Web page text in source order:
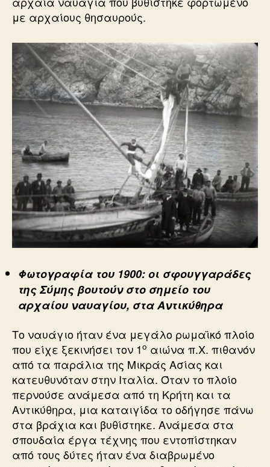
με αρχαίους θησαυρούς.
Φωτογραφία του 1900: οι σφουγγαράδες
της Σύμης βουτούν στο σημείο του
αρχαίου ναυαγίου, στα Αντικύθηρα
Το ναυάγιο ήταν ένα μεγάλο ρωμαϊκό πλοίο
που είχε ξεκινήσει τον 1ο αιώνα π.Χ. πιθανόν
από τα παράλια της Μικράς Ασίας και
κατευθυνόταν στην Ιταλία. Όταν το πλοίο
περνούσε ανάμεσα από τη Κρήτη και τα
Αντικύθηρα, μια καταιγίδα το οδήγησε πάνω
στα βράχια και βυθίστηκε. Ανάμεσα στα
σπουδαία έργα τέχνης που εντοπίστηκαν
από τους δύτες ήταν ένα διαβρωμένο